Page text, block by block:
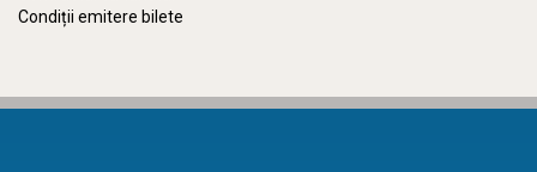
Condiții emitere bilete